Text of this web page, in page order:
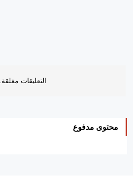
التعليقات مغلقة.
محتوى مدفوع